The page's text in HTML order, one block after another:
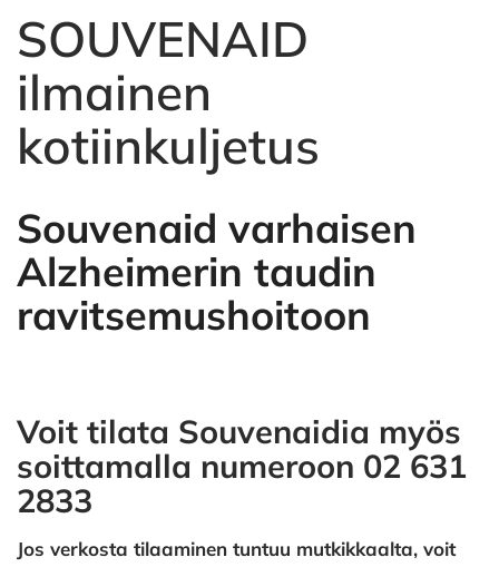
SOUVENAID
ilmainen
kotiinkuljetus
Souvenaid varhaisen
Alzheimerin taudin
ravitsemushoitoon
Voit tilata Souvenaidia myös
soittamalla numeroon 02 631
2833
Jos verkosta tilaaminen tuntuu mutkikkaalta, voit